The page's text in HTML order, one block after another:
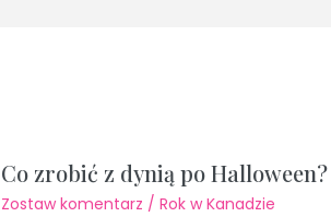
Co zrobić z dynią po Halloween?
Zostaw komentarz / Rok w Kanadzie